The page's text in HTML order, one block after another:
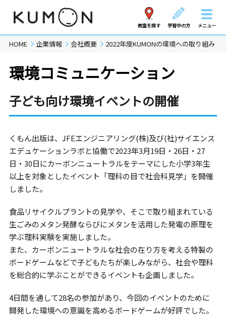
教室を探す 学習中の方 メニュー
HOME 企業情報 会社概要 2022年度KUMONの環境への取り組み
環境コミュニケーション
子ども向け環境イベントの開催
くもん出版は、JFEエンジニアリング(株)及び(社)サイエンス
エデュケーションラボと協働で2023年3月19日・26日・27
日・30日にカーボンニュートラルをテーマにした小学3年生
以上を対象としたイベント「理科の目で社会科見学」を開催
しました。
食品リサイクルプラントの見学や、そこで取り組まれている
生ごみのメタン発酵ならびにメタンを活用した発電の原理を
学ぶ理科実験を実施しました。
また、カーボンニュートラルな社会の在り方を考える特製の
ボードゲームなどで子どもたちが楽しみながら、社会や理科
を総合的に学ぶことができるイベントも企画しました。
4日間を通して28名の参加があり、今回のイベントのために
開発した環境への意識を高めるボードゲームが好評でした。